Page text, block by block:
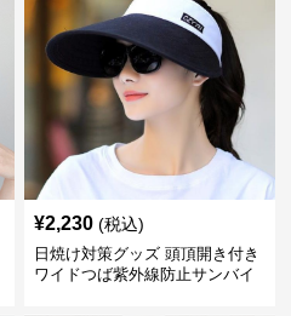
¥2,230 (税込)
日焼け対策グッズ 頭頂開き付き
ワイドつば紫外線防止サンバイ